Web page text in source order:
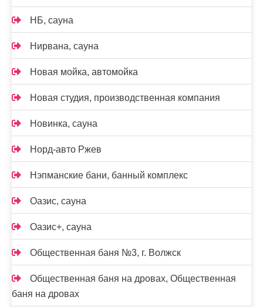
НБ, сауна
Нирвана, сауна
Новая мойка, автомойка
Новая студия, производственная компания
Новинка, сауна
Норд-авто Ржев
Нэпманские бани, банный комплекс
Оазис, сауна
Оазис+, сауна
Общественная баня №3, г. Волжск
Общественная баня на дровах, Общественная
баня на дровах